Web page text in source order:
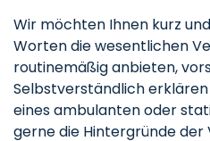
Wir möchten Ihnen kurz
Worten die wesentlichen
routinemäßig anbieten,
Selbstverständlich
eines ambulanten oder
gerne die Hintergründe der